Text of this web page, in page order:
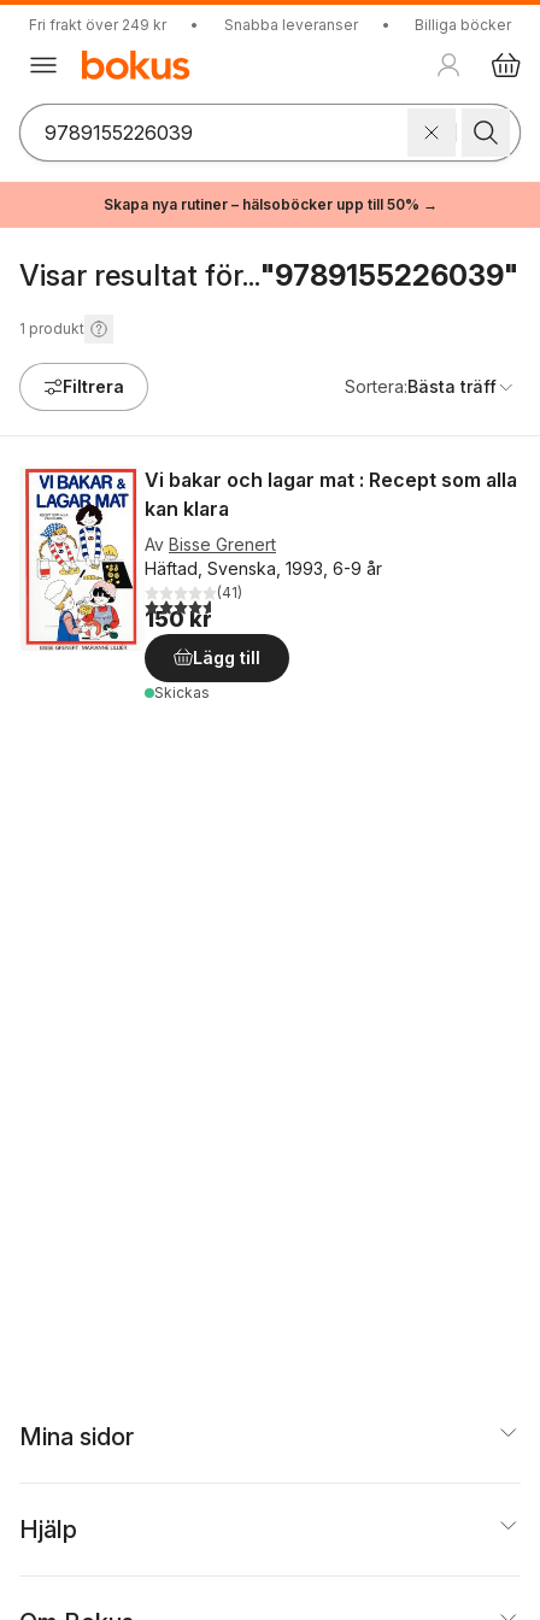
Fri frakt över 249 kr • Snabba leveranser • Billiga böcker
Skapa nya rutiner – hälsoböcker upp till 50% →
Visar resultat för..."9789155226039"
1 produkt
Filtrera Sortera:Bästa träff
Vi bakar och lagar mat : Recept som alla
kan klara
Av Bisse Grenert
Häftad, Svenska, 1993, 6-9 år
4,6utav 5 stjärnor. Totalt antal röster:
(41)
150 kr
Lägg till
Skickas
Mina sidor
Hjälp